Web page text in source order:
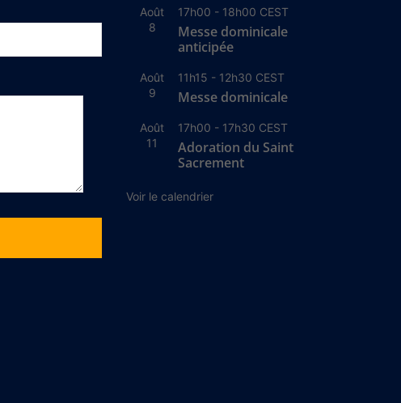
Août
8
17h00 - 18h00 CEST
Messe dominicale
anticipée
Août
9
11h15 - 12h30 CEST
Messe dominicale
Août
11
17h00 - 17h30 CEST
Adoration du Saint
Sacrement
Voir le calendrier